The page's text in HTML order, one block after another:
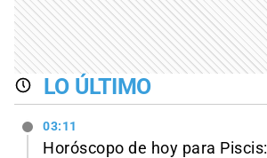
LO ÚLTIMO
03:11
Horóscopo de hoy para